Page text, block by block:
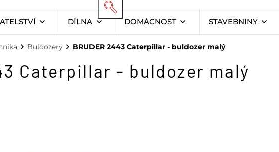
DÍLNA DOMÁCNOST STAVEBNINY
Buldozery BRUDER 2443 Caterpillar - buldozer malý
Caterpillar - buldozer malý